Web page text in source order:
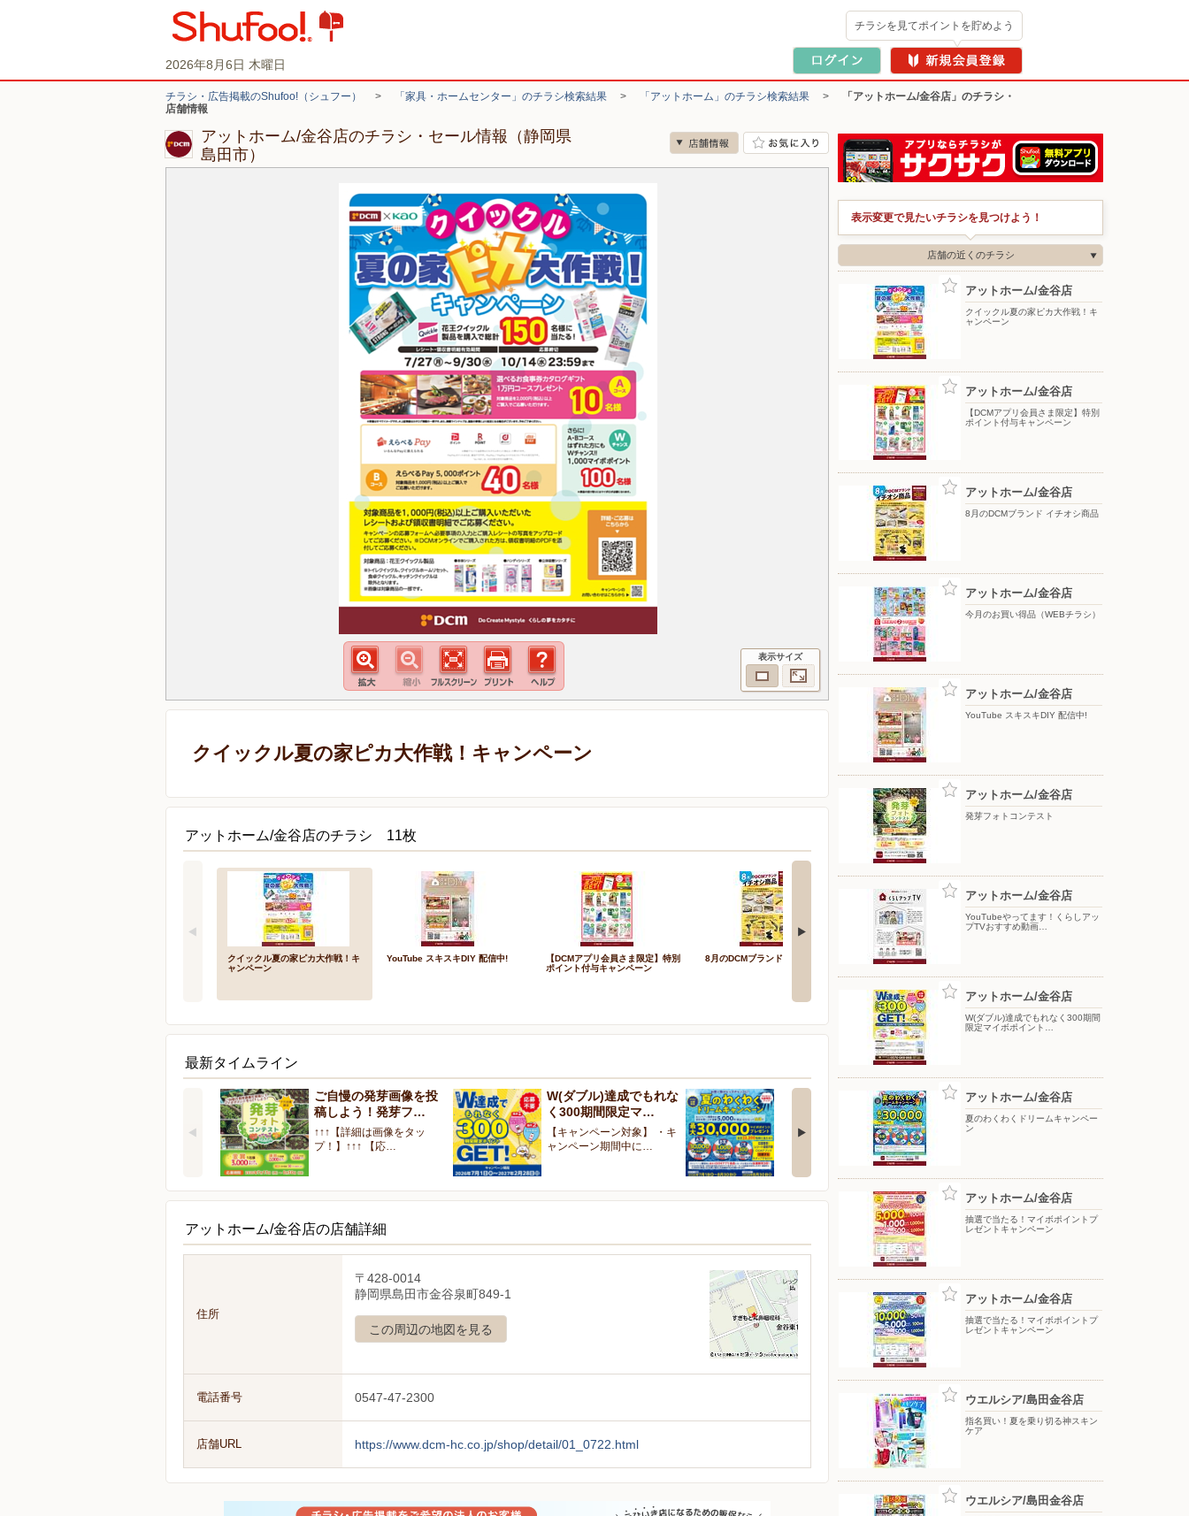
2026年8月6日 木曜日
チラシを見てポイントを貯めよう
チラシ・広告掲載のShufoo!（シュフー） > 「家具・ホームセンター」のチラシ検索結果 > 「アットホーム」のチラシ検索結果 >
「アットホーム/金谷店」のチラシ・
店舗情報
アットホーム/金谷店のチラシ・セール情報（静岡県
島田市）
表示サイズ
クイックル夏の家ピカ大作戦！キャンペーン
アットホーム/金谷店のチラシ 11枚
クイックル夏の家ピカ大作戦！キ
ャンペーン
YouTube スキスキDIY 配信中!
【DCMアプリ会員さま限定】特別
ポイント付与キャンペーン
8月のDCMブランド イチオシ商品
今月のお買い得品（WEBチラ
最新タイムライン
ご自慢の発芽画像を投
稿しよう！発芽フ…
↑↑↑【詳細は画像をタッ
プ！】↑↑↑ 【応…
W(ダブル)達成でもれな
く300期間限定マ…
【キャンペーン対象】 ・キ
ャンペーン期間中に…
お買い物がビックチャ
ンスに！夏のわく…
【アプリ応募限定】 キャン
ペーン期間中の合計…
【アプリ応募限定】マ
イボポイントプレ…
アットホーム/金谷店の店舗詳細
住所
〒428-0014
静岡県島田市金谷泉町849-1
この周辺の地図を見る
電話番号 0547-47-2300
店舗URL https://www.dcm-hc.co.jp/shop/detail/01_0722.html
表示変更で見たいチラシを見つけよう！
店舗の近くのチラシ
アットホーム/金谷店
クイックル夏の家ピカ大作戦！キ
ャンペーン
アットホーム/金谷店
【DCMアプリ会員さま限定】特別
ポイント付与キャンペーン
アットホーム/金谷店
8月のDCMブランド イチオシ商品
アットホーム/金谷店
今月のお買い得品（WEBチラシ）
アットホーム/金谷店
YouTube スキスキDIY 配信中!
アットホーム/金谷店
発芽フォトコンテスト
アットホーム/金谷店
YouTubeやってます！くらしアッ
プTVおすすめ動画…
アットホーム/金谷店
W(ダブル)達成でもれなく300期間
限定マイボポイント…
アットホーム/金谷店
夏のわくわくドリームキャンペー
ン
アットホーム/金谷店
抽選で当たる！マイボポイントプ
レゼントキャンペーン
アットホーム/金谷店
抽選で当たる！マイボポイントプ
レゼントキャンペーン
ウエルシア/島田金谷店
指名買い！夏を乗り切る神スキン
ケア
ウエルシア/島田金谷店